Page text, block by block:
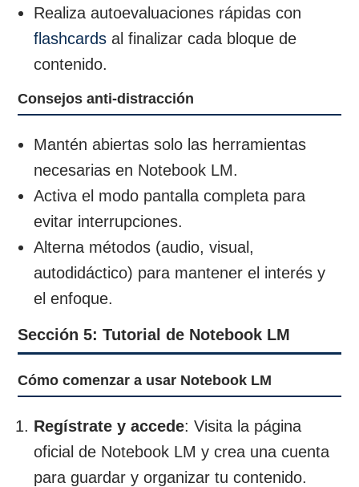
Realiza autoevaluaciones rápidas con
flashcards al finalizar cada bloque de
contenido.
Consejos anti-distracción
Mantén abiertas solo las herramientas
necesarias en Notebook LM.
Activa el modo pantalla completa para
evitar interrupciones.
Alterna métodos (audio, visual,
autodidáctico) para mantener el interés y
el enfoque.
Sección 5: Tutorial de Notebook LM
Cómo comenzar a usar Notebook LM
Regístrate y accede: Visita la página
oficial de Notebook LM y crea una cuenta
para guardar y organizar tu contenido.